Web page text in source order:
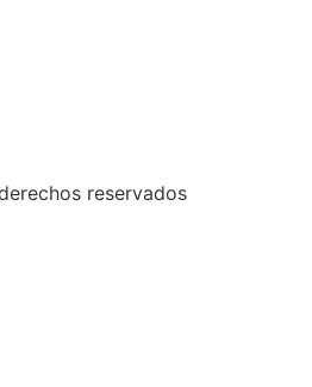
reservados